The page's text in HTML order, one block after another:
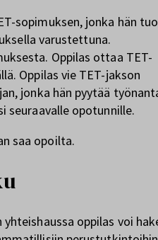
sopimuksen, jonka hän tuo
varustettuna.
Oppilas ottaa TET-
Oppilas vie TET-jakson
jonka hän pyytää
seuraavalle opotunnille.
saa opoilta.
oppilas voi